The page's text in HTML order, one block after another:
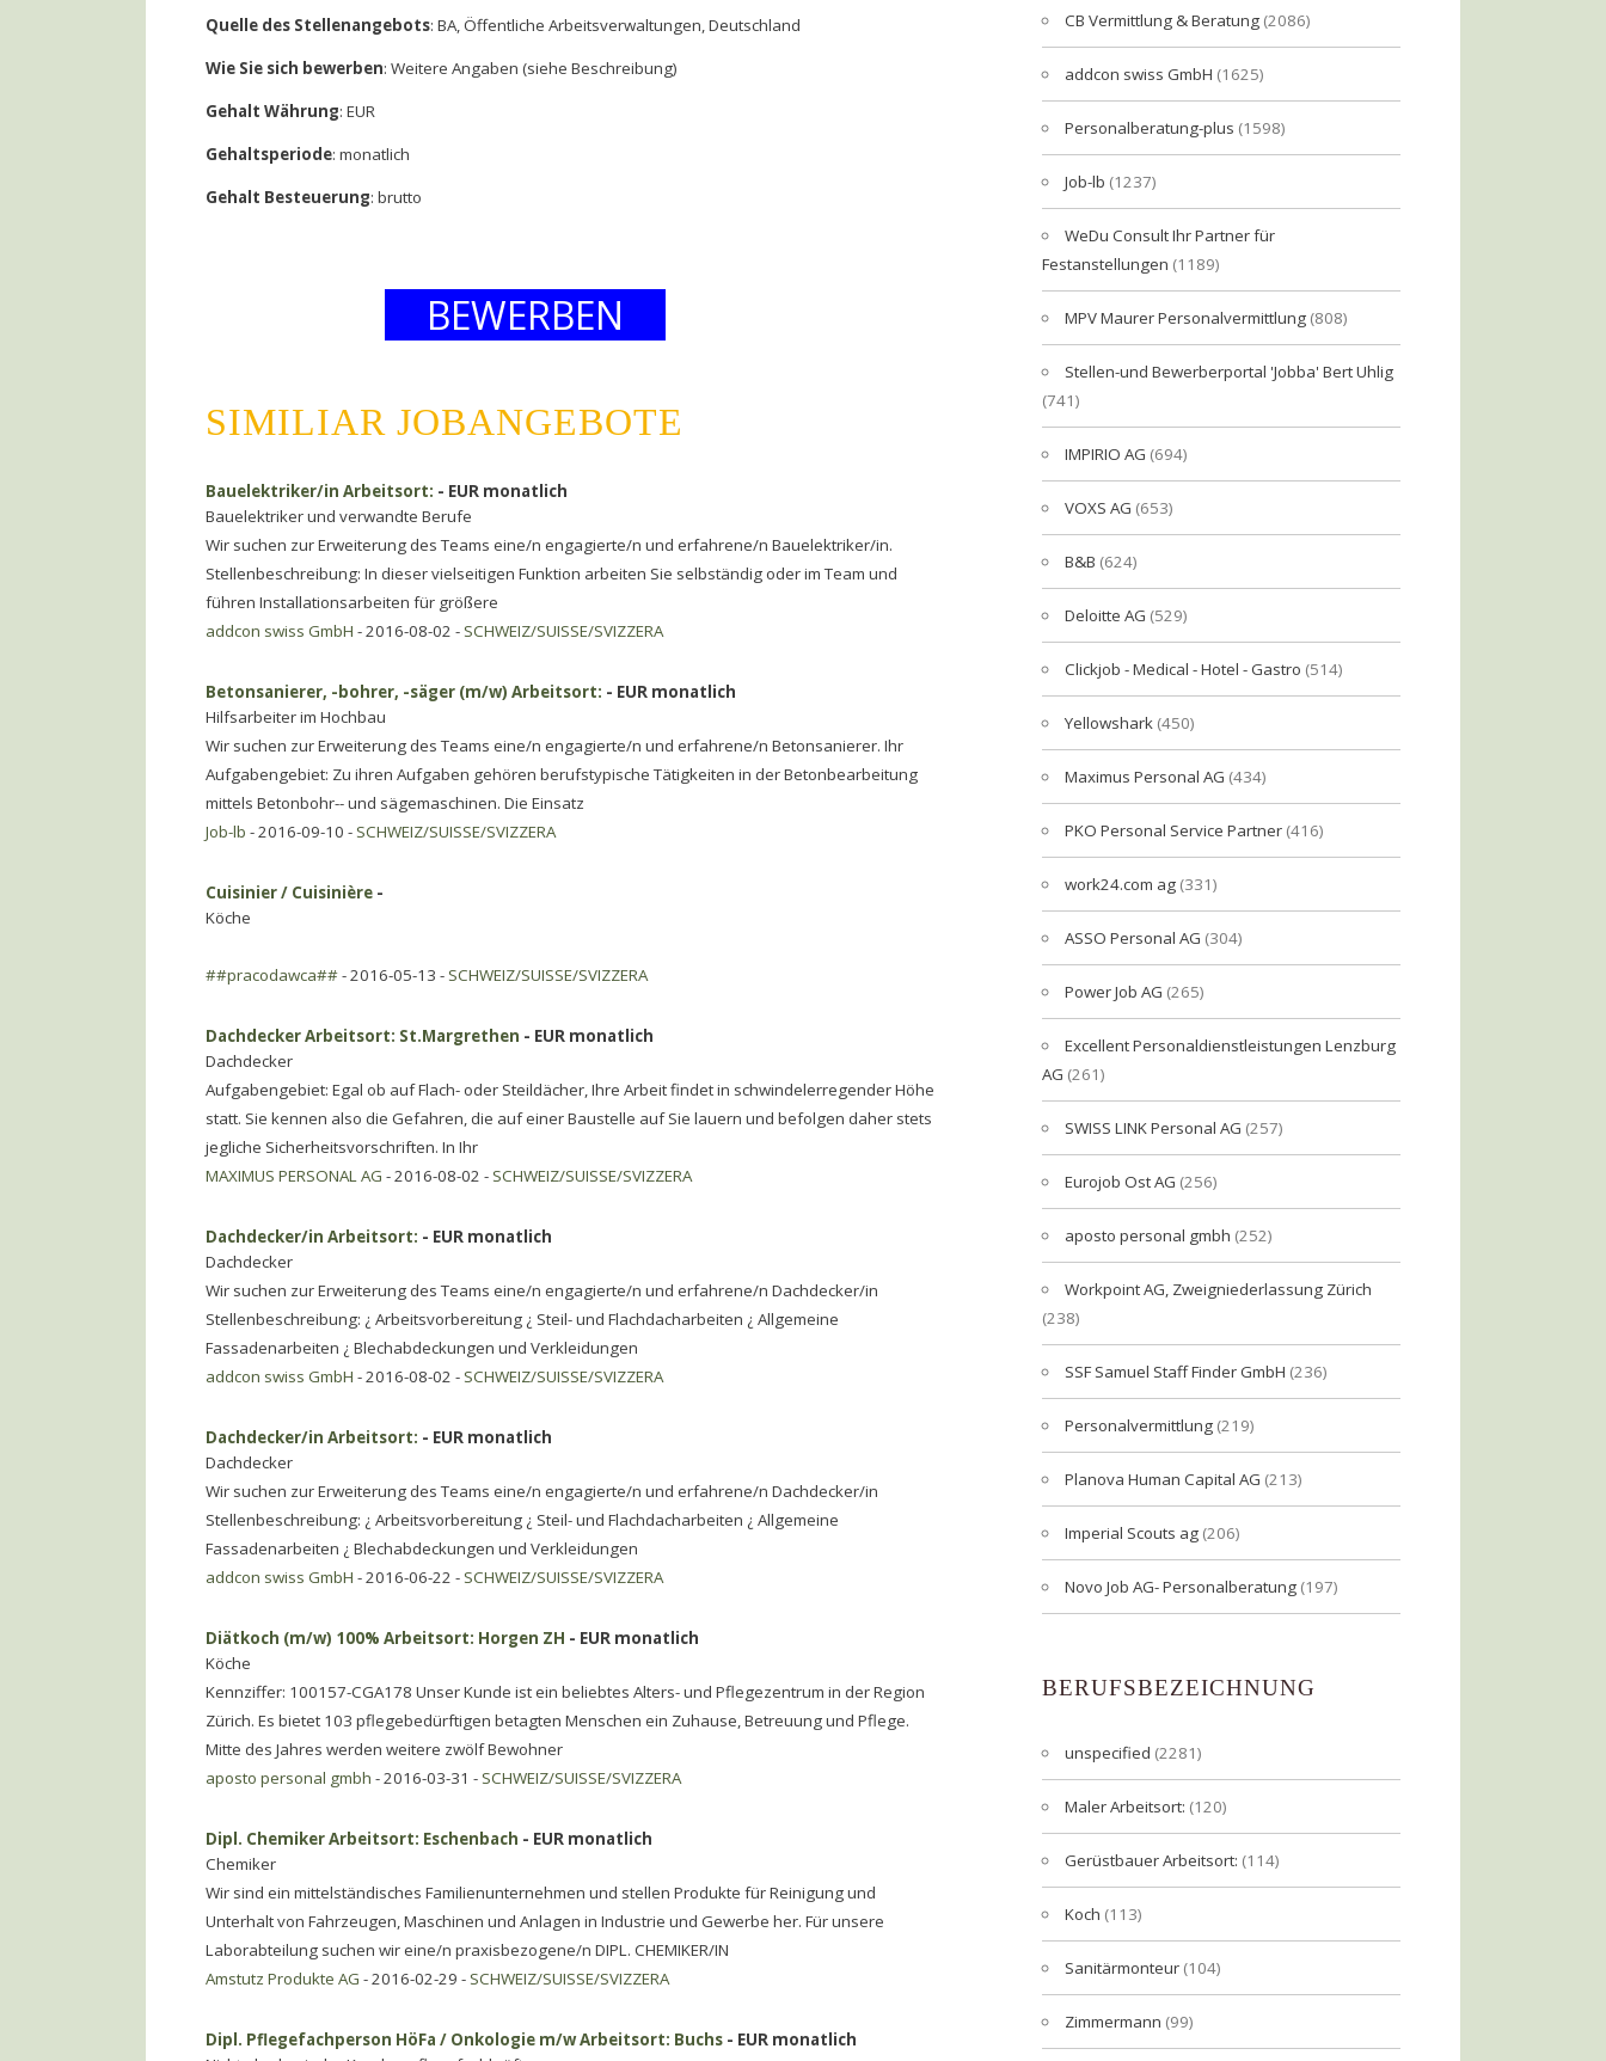
Quelle des Stellenangebots: BA, Öffentliche Arbeitsverwaltungen, Deutschland
Wie Sie sich bewerben: Weitere Angaben (siehe Beschreibung)
Gehalt Währung: EUR
Gehaltsperiode: monatlich
Gehalt Besteuerung: brutto
BEWERBEN
SIMILIAR JOBANGEBOTE
Bauelektriker/in Arbeitsort: - EUR monatlich
Bauelektriker und verwandte Berufe
Wir suchen zur Erweiterung des Teams eine/n engagierte/n und erfahrene/n Bauelektriker/in.
Stellenbeschreibung: In dieser vielseitigen Funktion arbeiten Sie selbständig oder im Team und
führen Installationsarbeiten für größere
addcon swiss GmbH - 2016-08-02 - SCHWEIZ/SUISSE/SVIZZERA
Betonsanierer, -bohrer, -säger (m/w) Arbeitsort: - EUR monatlich
Hilfsarbeiter im Hochbau
Wir suchen zur Erweiterung des Teams eine/n engagierte/n und erfahrene/n Betonsanierer. Ihr
Aufgabengebiet: Zu ihren Aufgaben gehören berufstypische Tätigkeiten in der Betonbearbeitung
mittels Betonbohr-- und sägemaschinen. Die Einsatz
Job-lb - 2016-09-10 - SCHWEIZ/SUISSE/SVIZZERA
Cuisinier / Cuisinière -
Köche
##pracodawca##- 2016-05-13 - SCHWEIZ/SUISSE/SVIZZERA
Dachdecker Arbeitsort: St.Margrethen - EUR monatlich
Dachdecker
Aufgabengebiet: Egal ob auf Flach- oder Steildächer, Ihre Arbeit findet in schwindelerregender Höhe
statt. Sie kennen also die Gefahren, die auf einer Baustelle auf Sie lauern und befolgen daher stets
jegliche Sicherheitsvorschriften. In Ihr
MAXIMUS PERSONAL AG - 2016-08-02 - SCHWEIZ/SUISSE/SVIZZERA
Dachdecker/in Arbeitsort: - EUR monatlich
Dachdecker
Wir suchen zur Erweiterung des Teams eine/n engagierte/n und erfahrene/n Dachdecker/in
Stellenbeschreibung: ¿ Arbeitsvorbereitung ¿ Steil- und Flachdacharbeiten ¿ Allgemeine
Fassadenarbeiten ¿ Blechabdeckungen und Verkleidungen
addcon swiss GmbH - 2016-08-02 - SCHWEIZ/SUISSE/SVIZZERA
Dachdecker/in Arbeitsort: - EUR monatlich
Dachdecker
Wir suchen zur Erweiterung des Teams eine/n engagierte/n und erfahrene/n Dachdecker/in
Stellenbeschreibung: ¿ Arbeitsvorbereitung ¿ Steil- und Flachdacharbeiten ¿ Allgemeine
Fassadenarbeiten ¿ Blechabdeckungen und Verkleidungen
addcon swiss GmbH - 2016-06-22 - SCHWEIZ/SUISSE/SVIZZERA
Diätkoch (m/w) 100% Arbeitsort: Horgen ZH - EUR monatlich
Köche
Kennziffer: 100157-CGA178 Unser Kunde ist ein beliebtes Alters- und Pflegezentrum in der Region
Zürich. Es bietet 103 pflegebedürftigen betagten Menschen ein Zuhause, Betreuung und Pflege.
Mitte des Jahres werden weitere zwölf Bewohner
aposto personal gmbh - 2016-03-31 - SCHWEIZ/SUISSE/SVIZZERA
Dipl. Chemiker Arbeitsort: Eschenbach - EUR monatlich
Chemiker
Wir sind ein mittelständisches Familienunternehmen und stellen Produkte für Reinigung und
Unterhalt von Fahrzeugen, Maschinen und Anlagen in Industrie und Gewerbe her. Für unsere
Laborabteilung suchen wir eine/n praxisbezogene/n DIPL. CHEMIKER/IN
Amstutz Produkte AG - 2016-02-29 - SCHWEIZ/SUISSE/SVIZZERA
Dipl. Pflegefachperson HöFa / Onkologie m/w Arbeitsort: Buchs - EUR monatlich
CB Vermittlung & Beratung (2086)
addcon swiss GmbH (1625)
Personalberatung-plus (1598)
Job-lb (1237)
WeDu Consult Ihr Partner für
Festanstellungen (1189)
MPV Maurer Personalvermittlung (808)
Stellen-und Bewerberportal 'Jobba' Bert Uhlig
(741)
IMPIRIO AG (694)
VOXS AG (653)
B&B (624)
Deloitte AG (529)
Clickjob - Medical - Hotel - Gastro (514)
Yellowshark (450)
Maximus Personal AG (434)
PKO Personal Service Partner (416)
work24.com ag (331)
ASSO Personal AG (304)
Power Job AG (265)
Excellent Personaldienstleistungen Lenzburg
AG (261)
SWISS LINK Personal AG (257)
Eurojob Ost AG (256)
aposto personal gmbh (252)
Workpoint AG, Zweigniederlassung Zürich
(238)
SSF Samuel Staff Finder GmbH (236)
Personalvermittlung (219)
Planova Human Capital AG (213)
Imperial Scouts ag (206)
Novo Job AG- Personalberatung (197)
BERUFSBEZEICHNUNG
unspecified (2281)
Maler Arbeitsort: (120)
Gerüstbauer Arbeitsort: (114)
Koch (113)
Sanitärmonteur (104)
Zimmermann (99)